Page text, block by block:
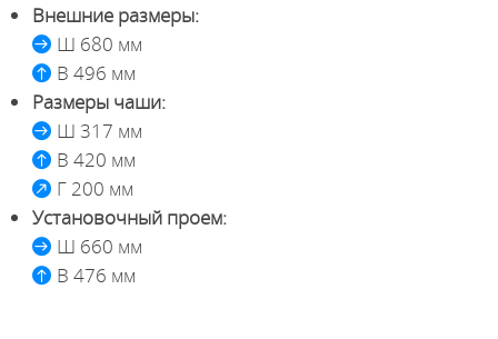
Внешние размеры:
Ш 680 мм
В 496 мм
Размеры чаши:
Ш 317 мм
В 420 мм
Г 200 мм
Установочный проем:
Ш 660 мм
В 476 мм